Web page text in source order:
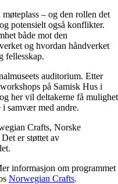
– og den rollen det
potensielt også konflikter.
både mot den
og hvordan håndverket
fellesskap.
auditorium. Etter
på Samisk Hus i
her vil deltakerne få mulighet
i samvær med andre.
Crafts, Norske
er støttet av
informasjon om programmet
Norwegian Crafts.